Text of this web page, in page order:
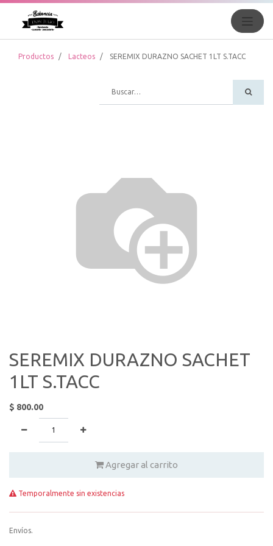
Productos Lacteos SEREMIX DURAZNO SACHET 1LT S.TACC
SEREMIX DURAZNO SACHET
1LT S.TACC
$ 800.00
Agregar al carrito
Temporalmente sin existencias
Envíos.